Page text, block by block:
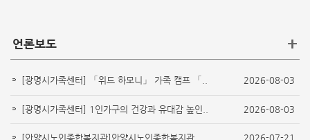
언론보도 +
[광명시가족센터] 「위드 하모니」 가족 캠프 「.. 2026-08-03
[광명시가족센터] 1인가구의 건강과 유대감 높인.. 2026-08-03
[안양시노인종합복지관]안양시노인종합복지관, .. 2026-07-21